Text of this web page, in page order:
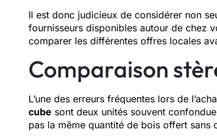
Il est donc judicieux de considérer non
fournisseurs disponibles autour de chez
comparer les différentes offres locales
Comparaison
L’une des erreurs fréquentes lors de
cube sont deux unités souvent
pas la même quantité de bois offert sans